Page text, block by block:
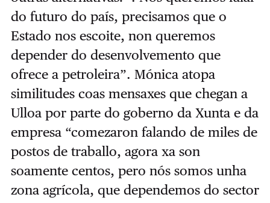
do futuro do país, precisamos que o
Estado nos escoite, non queremos
depender do desenvolvemento que
ofrece a petroleira”. Mónica atopa
similitudes coas mensaxes que chegan a
Ulloa por parte do goberno da Xunta e da
empresa “comezaron falando de miles de
postos de traballo, agora xa son
soamente centos, pero nós somos unha
zona agrícola, que dependemos do sector